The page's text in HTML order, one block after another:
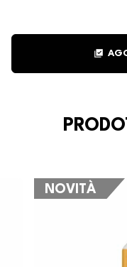
library_add_check
NOVITÀ